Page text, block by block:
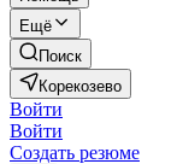
Ещё
Поиск
Корекозево
Войти
Войти
Создать резюме